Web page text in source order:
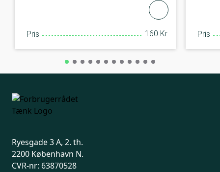
Pris 160 Kr. Pris
Ryesgade 3 A, 2. th.
2200 København N.
CVR-nr: 63870528